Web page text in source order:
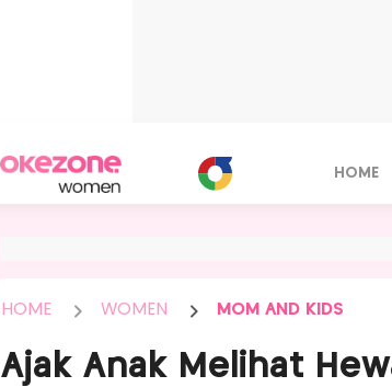
HOME
HOME WOMEN MOM AND KIDS
Ajak Anak Melihat